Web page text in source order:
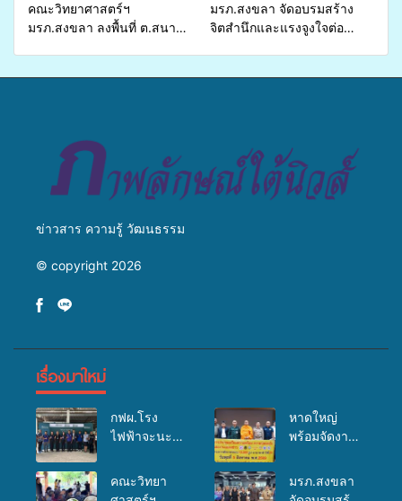
คณะวิทยาศาสตร์ฯ
มรภ.สงขลา ลงพื้นที่ ต.สนาม
มรภ.สงขลา จัดอบรมสร้าง
จิตสำนึกและแรงจูงใจต่อ
ข่าวสาร ความรู้ วัฒนธรรม
© copyright 2026
เรื่องมาใหม่
กฟผ.โรง
ไฟฟ้าจะนะ
สสอ.จะนะ
และโรง
หาดใหญ่
พร้อมจัดงาน
10,000 รูป
คณะวิทยา
มรภ.สงขลา